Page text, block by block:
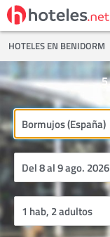
HOTELES EN BENIDORM
5